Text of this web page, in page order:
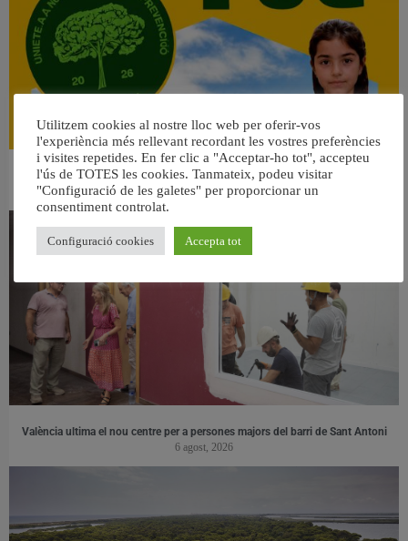
👀 Una mirada atenta puede marcar la diferencia.
31 juliol, 2026
València ultima el nou centre per a persones majors del barri de Sant Antoni
6 agost, 2026
Utilitzem cookies al nostre lloc web per oferir-vos
l'experiència més rellevant recordant les vostres preferències
i visites repetides. En fer clic a "Acceptar-ho tot", accepteu
l'ús de TOTES les cookies. Tanmateix, podeu visitar
"Configuració de les galetes" per proporcionar un
consentiment controlat.
Configuració cookies Accepta tot